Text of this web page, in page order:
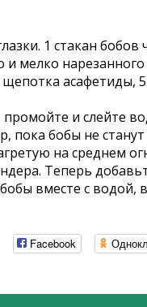
1 стакан
мелко
асафетиды,
и слейте
пока бобы не
на среднем
Теперь
вместе с
Facebook